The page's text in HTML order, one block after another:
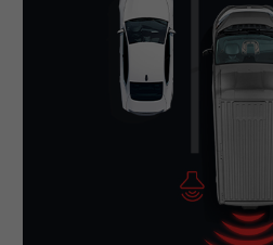
de travagem de cada roda
estabilidade do veículo.